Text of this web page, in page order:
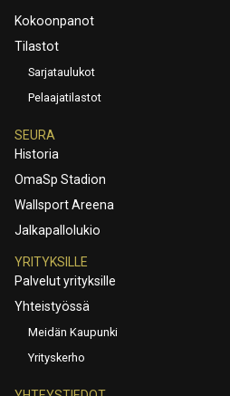
Kokoonpanot
Tilastot
Sarjataulukot
Pelaajatilastot
SEURA
Historia
OmaSp Stadion
Wallsport Areena
Jalkapallolukio
YRITYKSILLE
Palvelut yrityksille
Yhteistyössä
Meidän Kaupunki
Yrityskerho